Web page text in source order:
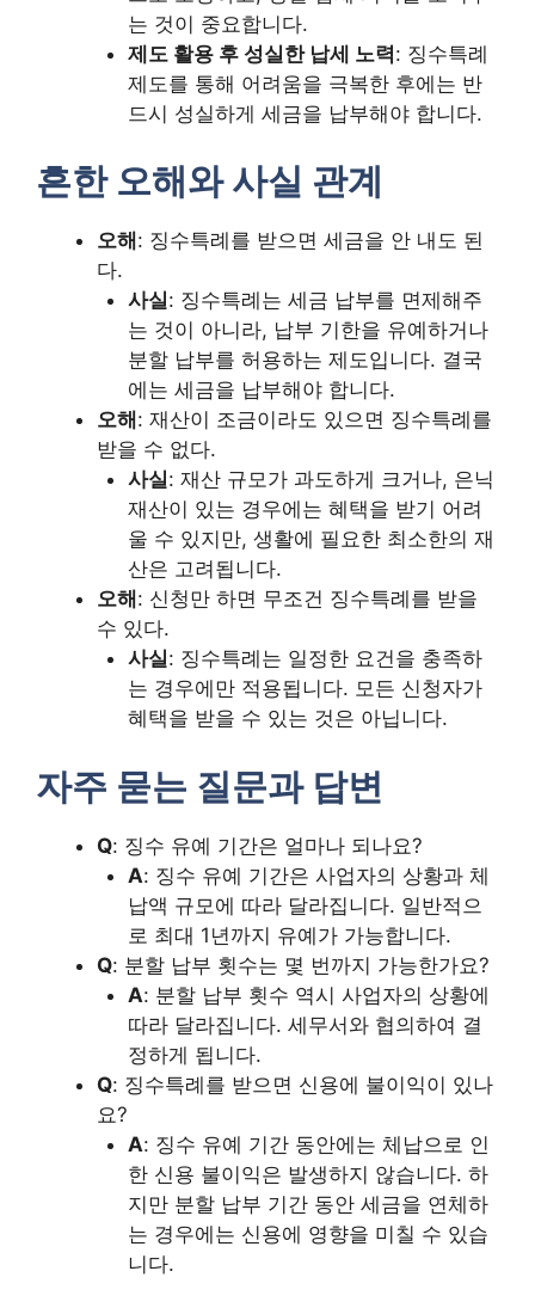
는 것이 중요합니다.
제도 활용 후 성실한 납세 노력: 징수특례
제도를 통해 어려움을 극복한 후에는 반
드시 성실하게 세금을 납부해야 합니다.
흔한 오해와 사실 관계
오해 : 징수특례를 받으면 세금을 안 내도 된
다.
사실: 징수특례는 세금 납부를 면제해주
는 것이 아니라, 납부 기한을 유예하거나
분할 납부를 허용하는 제도입니다. 결국
에는 세금을 납부해야 합니다.
오해 : 재산이 조금이라도 있으면 징수특례를
받을 수 없다.
사실: 재산 규모가 과도하게 크거나, 은닉
재산이 있는 경우에는 혜택을 받기 어려
울 수 있지만, 생활에 필요한 최소한의 재
산은 고려됩니다.
오해 : 신청만 하면 무조건 징수특례를 받을
수 있다.
사실: 징수특례는 일정한 요건을 충족하
는 경우에만 적용됩니다. 모든 신청자가
혜택을 받을 수 있는 것은 아닙니다.
자주 묻는 질문과 답변
Q: 징수 유예 기간은 얼마나 되나요?
A: 징수 유예 기간은 사업자의 상황과 체
납액 규모에 따라 달라집니다. 일반적으
로 최대 1년까지 유예가 가능합니다.
Q: 분할 납부 횟수는 몇 번까지 가능한가요?
A: 분할 납부 횟수 역시 사업자의 상황에
따라 달라집니다. 세무서와 협의하여 결
정하게 됩니다.
Q: 징수특례를 받으면 신용에 불이익이 있나
요?
A: 징수 유예 기간 동안에는 체납으로 인
한 신용 불이익은 발생하지 않습니다. 하
지만 분할 납부 기간 동안 세금을 연체하
는 경우에는 신용에 영향을 미칠 수 있습
니다.